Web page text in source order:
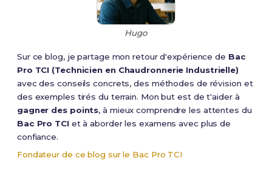
Hugo
Sur ce blog, je partage mon retour d'expérience de Bac
Pro TCI (Technicien en Chaudronnerie Industrielle)
avec des conseils concrets, des méthodes de révision et
des exemples tirés du terrain. Mon but est de t'aider à
gagner des points, à mieux comprendre les attentes du
Bac Pro TCIet à aborder les examens avec plus de
confiance.
Fondateur de ce blog sur le Bac Pro TCI